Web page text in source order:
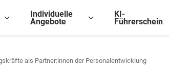
Individuelle
Angebote
KI-
Führerschein
als Partner:innen der Personalentwicklung